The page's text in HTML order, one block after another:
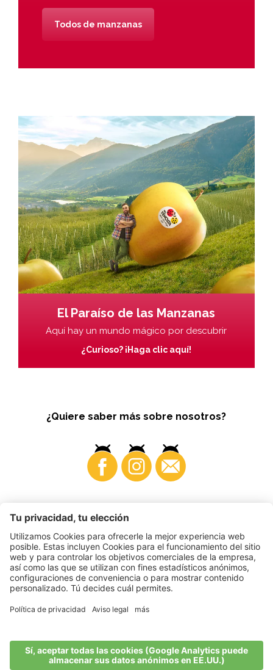
Todos de manzanas
El Paraíso de las Manzanas
Aquí hay un mundo mágico por descubrir
¿Curioso? ¡Haga clic aquí!
¿Quiere saber más sobre nosotros?
Business
© 2026 VI.P coop. soc. agricola
Statement•Sitemap
produced by